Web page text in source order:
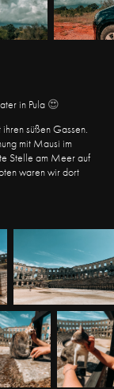
in Pula 😍
süßen Gassen.
mit Mausi im
Stelle am Meer auf
waren wir dort